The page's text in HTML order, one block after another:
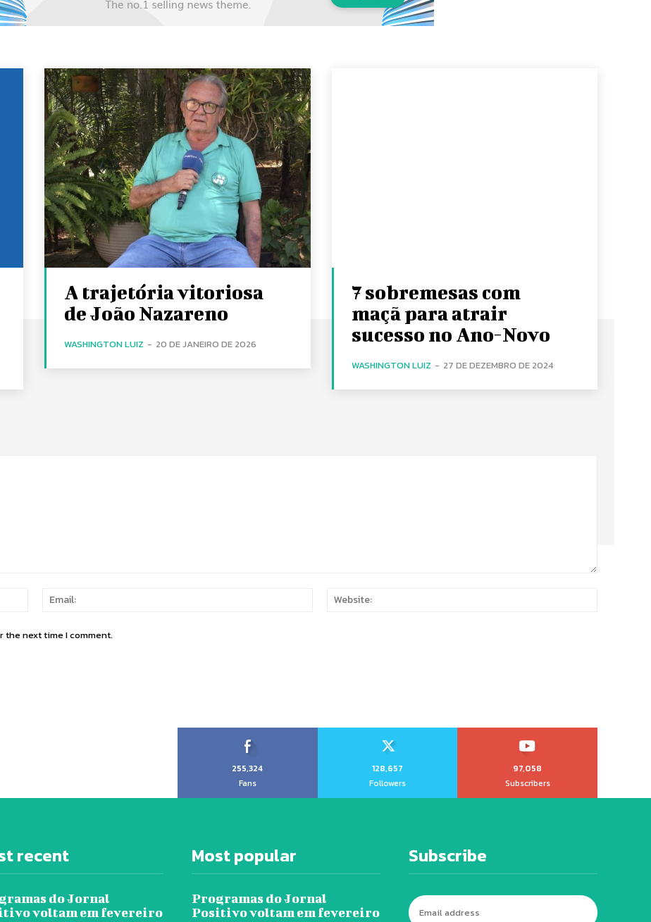
A trajetória vitoriosa
de João Nazareno
WASHINGTON LUIZ - 20 DE JANEIRO DE 2026
7 sobremesas com
maçã para atrair
sucesso no Ano-Novo
WASHINGTON LUIZ - 27 DE DEZEMBRO DE 2024
Name:
Email:
the next time I comment.
255,324
Fans
128,657
Followers
97,058
Subscribers
recent
do Jornal
voltam em fevereiro
Most popular
Programas do Jornal
Positivo voltam em fevereiro
Subscribe